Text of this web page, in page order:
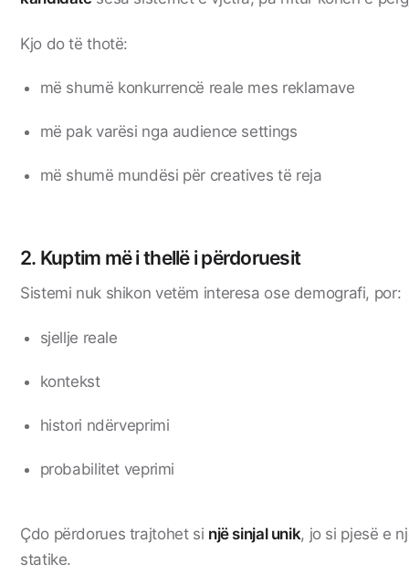
Kjo do të thotë:
më shumë konkurrencë reale mes reklamave
më pak varësi nga audience settings
më shumë mundësi për creatives të reja
2. Kuptim më i thellë i përdoruesit
Sistemi nuk shikon vetëm interesa ose demografi, por:
sjellje reale
kontekst
histori ndërveprimi
probabilitet veprimi
Çdo përdorues trajtohet si një sinjal unik, jo si pjesë e
statike.